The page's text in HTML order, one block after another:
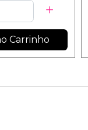
Carrinho